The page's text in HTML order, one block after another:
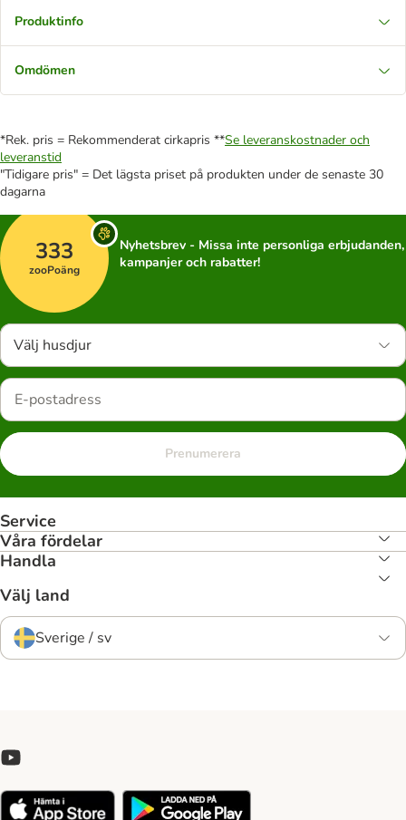
Produktinfo
Omdömen
*Rek. pris = Rekommenderat cirkapris **Se leveranskostnader och
leveranstid
"Tidigare pris" = Det lägsta priset på produkten under de senaste 30
dagarna
333
zooPoäng
Nyhetsbrev - Missa inte personliga erbjudanden,
kampanjer och rabatter!
Välj husdjur
Prenumerera
Service
Våra fördelar
Handla
Välj land
Sverige / sv